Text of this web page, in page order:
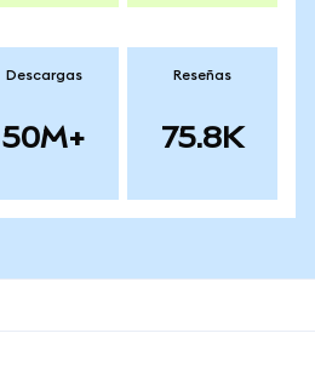
Descargas
50M+
Reseñas
75.8K